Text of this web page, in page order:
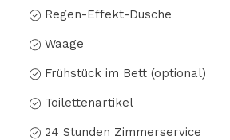
Regen-Effekt-Dusche
Waage
Frühstück im Bett (optional)
Toilettenartikel
24 Stunden Zimmerservice